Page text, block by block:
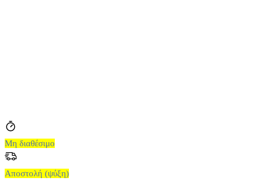
Μη διαθέσιμο
Αποστολή (ψύξη)